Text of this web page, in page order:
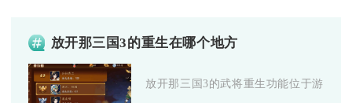
放开那三国3的重生在哪个地方
放开那三国3的武将重生功能位于游戏